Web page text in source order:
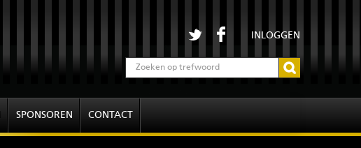
INLOGGEN
SPONSOREN CONTACT